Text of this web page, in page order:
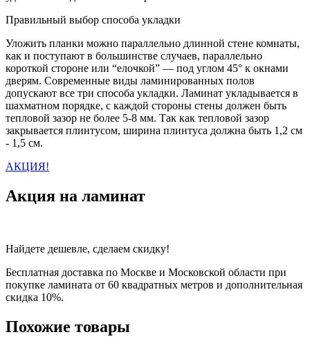
Правильный выбор способа укладки
Уложить планки можно параллельно длинной стене комнаты,
как и поступают в большинстве случаев, параллельно
короткой стороне или “елочкой” — под углом 45° к окнами
дверям. Современные виды ламинированных полов
допускают все три способа укладки. Ламинат укладывается в
шахматном порядке, с каждой стороны стены должен быть
тепловой зазор не более 5-8 мм. Так как тепловой зазор
закрывается плинтусом, ширина плинтуса должна быть 1,2 см
- 1,5 см.
АКЦИЯ!
Акция на ламинат
Найдете дешевле, сделаем скидку!
Бесплатная доставка по Москве и Московской области при
покупке ламината от 60 квадратных метров и дополнительная
скидка 10%.
Похожие товары